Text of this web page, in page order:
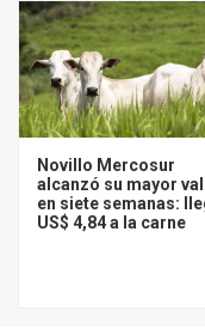
Novillo Mercosur
alcanzó su mayor
en siete semanas:
US$ 4,84 a la carne